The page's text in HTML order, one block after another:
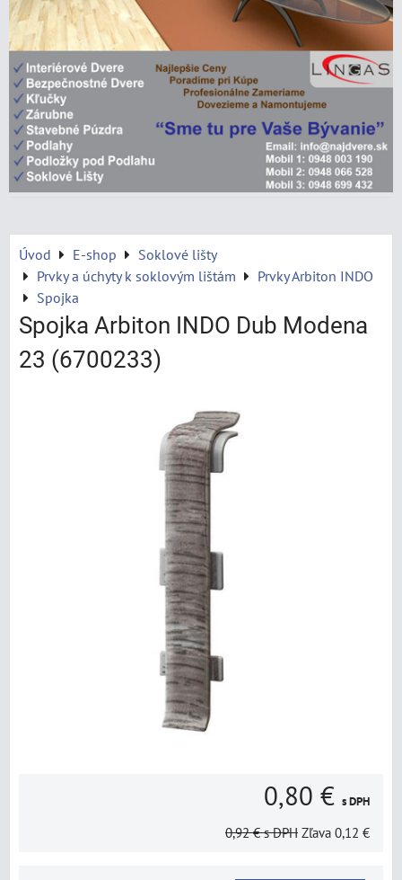
Úvod E-shop
Soklové lišty
Prvky a úchyty k soklovým lištám
Prvky Arbiton INDO
Spojka
Spojka Arbiton INDO Dub Modena
23 (6700233)
0,80 € s DPH
0,92 € s DPH Zľava 0,12 €